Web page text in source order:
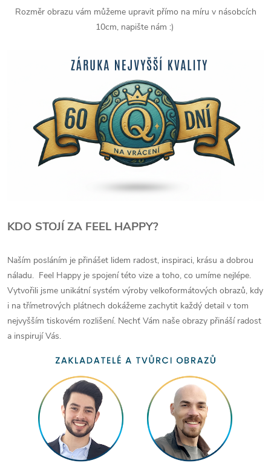
Rozměr obrazu vám můžeme upravit přímo na míru v násobcích
10cm, napište nám :)
KDO STOJÍ ZA FEEL HAPPY?
Naším posláním je přinášet lidem radost, inspiraci, krásu a dobrou
náladu. Feel Happy je spojení této vize a toho, co umíme nejlépe.
Vytvořili jsme unikátní systém výroby velkoformátových obrazů, kdy
i na třímetrových plátnech dokážeme zachytit každý detail v tom
nejvyšším tiskovém rozlišení. Nechť Vám naše obrazy přináší radost
a inspirují Vás.